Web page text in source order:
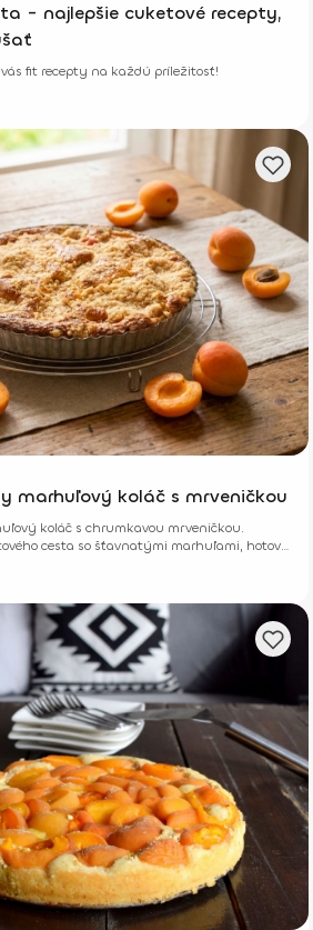
- najlepšie cuketové recepty,
fit recepty na každú príležitosť!
marhuľový koláč s mrveničkou
koláč s chrumkavou mrveničkou.
cesta so šťavnatými marhuľami, hotový